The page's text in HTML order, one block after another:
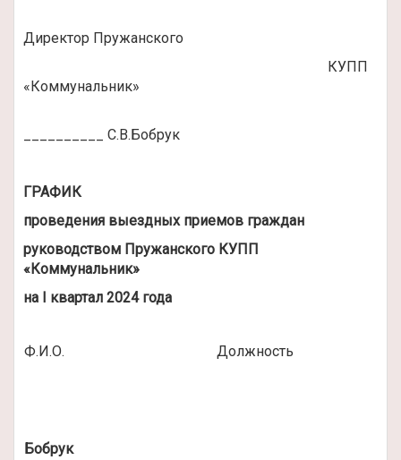
Директор Пружанского
КУПП
«Коммунальник»
__________ С.В.Бобрук
ГРАФИК
проведения выездных приемов граждан
руководством Пружанского КУПП
«Коммунальник»
на
квартал 2024 года
Ф.И.О. Должность
Бобрук